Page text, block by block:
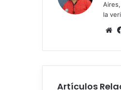
la
Artículos